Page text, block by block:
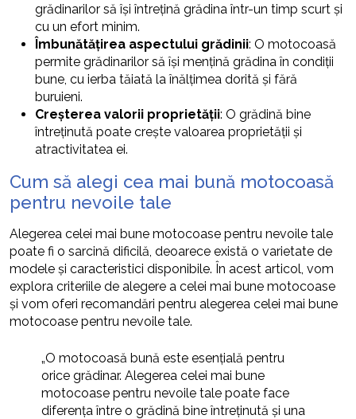
grădinarilor să își întrețină grădina într-un timp scurt și
cu un efort minim.
Îmbunătățirea aspectului grădinii: O motocoasă
permite grădinarilor să își mențină grădina în condiții
bune, cu ierba tăiată la înălțimea dorită și fără
buruieni.
Creșterea valorii proprietății: O grădină bine
întreținută poate crește valoarea proprietății și
atractivitatea ei.
Cum să alegi cea mai bună motocoasă
pentru nevoile tale
Alegerea celei mai bune motocoase pentru nevoile tale
poate fi o sarcină dificilă, deoarece există o varietate de
modele și caracteristici disponibile. În acest articol, vom
explora criteriile de alegere a celei mai bune motocoase
și vom oferi recomandări pentru alegerea celei mai bune
motocoase pentru nevoile tale.
„O motocoasă bună este esențială pentru
orice grădinar. Alegerea celei mai bune
motocoase pentru nevoile tale poate face
diferența între o grădină bine întreținută și una